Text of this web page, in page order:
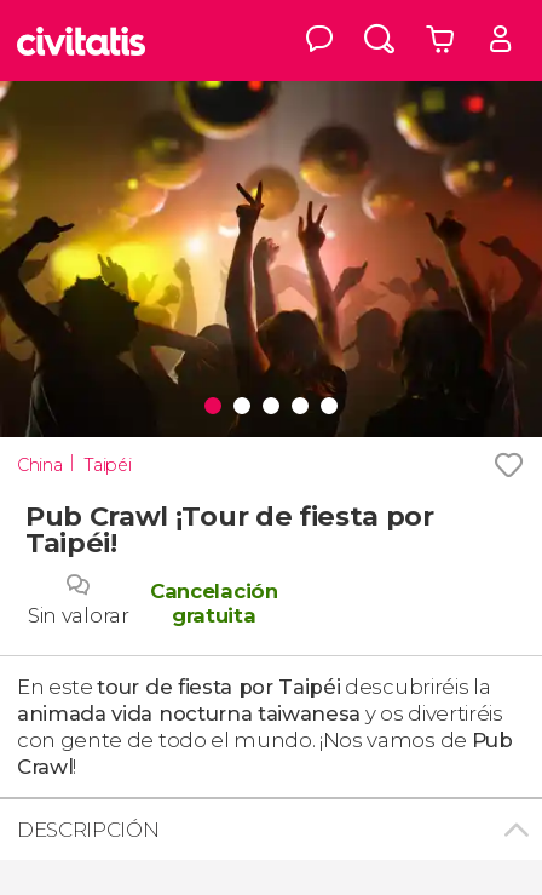
China Taipéi
Pub Crawl ¡Tour de fiesta por
Taipéi!
Sin valorar
Cancelación
gratuita
En estetour de fiesta por Taipéi descubriréis la
animada vida nocturna taiwanesa y os divertiréis
con gente de todo el mundo. ¡Nos vamos de Pub
Crawl !
DESCRIPCIÓN